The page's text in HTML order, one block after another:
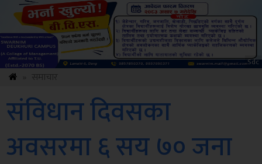
Amb
संविधान दिवसका
अवसरमा ६ सय ७० जना